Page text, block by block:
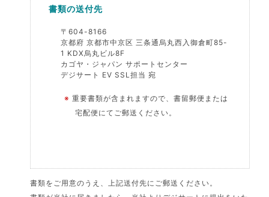
書類の送付先
〒604-8166
京都府 京都市中京区 三条通烏丸西入御倉町85-
1 KDX烏丸ビル8F
カゴヤ・ジャパン サポートセンター
デジサート EV SSL担当 宛
※重要書類が含まれますので、書留郵便または
宅配便にてご郵送ください。
書類をご用意のうえ、上記送付先にご郵送ください。